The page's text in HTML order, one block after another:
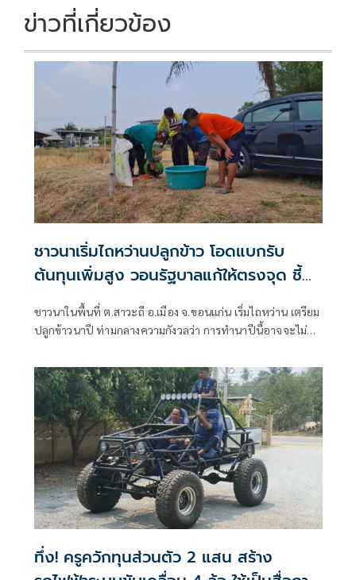
k k
ข่าวที่เกี่ยวข้อง
ชาวนาเริ่มไถหว่านปลูกข้าว โอดแบกรับ
ต้นทุนเพิ่มสูง วอนรัฐบาลแก้ให้ตรงจุด ชี้
มาตรการสินเชื่อสร้างภาระหนี้ไม่จบสิ้น
ชาวนาในพื้นที่ ต.สาวะถี อ.เมือง จ.ขอนแก่น เริ่มไถหว่าน เตรียม
ปลูกข้าวนาปี ท่ามกลางความกังวลว่า การทำนาปีนี้อาจจะไม่
มันซึ่งเป็นตุ้นทุนหลัก ทำให้ต้องจ่ายค่าไถ ค่าหว่าน เพิ่มมากกว่า
ปีที่ผ่านมาเฉลี่ยไร่ละ 50-100 บาทต่อไร่ ขึ้นอยู่กับแต่ละพื้นที่
ทึ่ง! ครูควักทุนส่วนตัว 2 แสน สร้าง